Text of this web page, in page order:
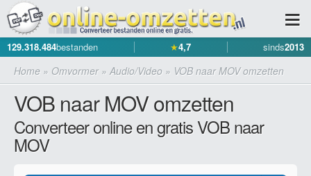
129.318.484bestanden ★4,7 sinds2013
Home » Omvormer» Audio/Video » VOB naar MOV omzetten
VOB naar MOV omzetten
Converteer online en gratis VOB naar
MOV